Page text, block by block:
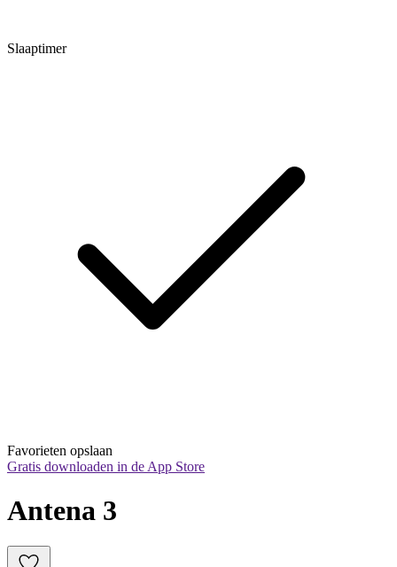
Slaaptimer
Favorieten opslaan
Gratis downloaden in de App Store
Antena 3